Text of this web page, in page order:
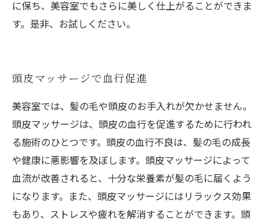
に保ち、美容室でもさらに美しく仕上がることができま
す。是非、お試しください。
頭皮マッサージで血行促進
美容室では、髪の毛や頭皮のお手入れが欠かせません。
頭皮マッサージは、頭皮の血行を促進するために行われ
る施術のひとつです。頭皮の血行不良は、髪の毛の成長
や健康に悪影響を及ぼします。頭皮マッサージによって
血流が改善されると、十分な栄養素が髪の毛に届くよう
になります。また、頭皮マッサージにはリラックス効果
もあり、ストレスや疲れを解消することができます。頭